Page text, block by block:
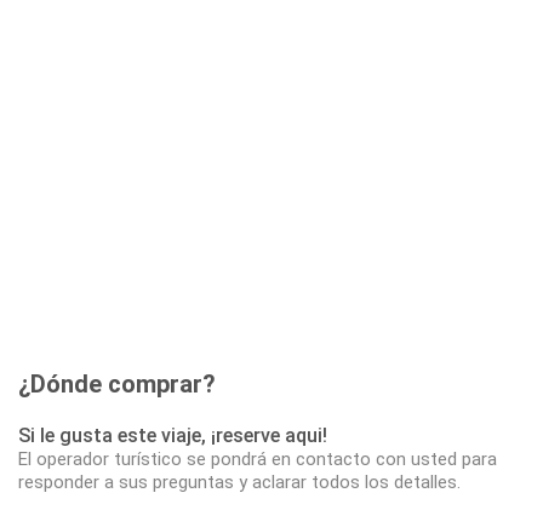
¿Dónde comprar?
Si le gusta este viaje, ¡reserve aqui!
El operador turístico se pondrá en contacto con usted para
responder a sus preguntas y aclarar todos los detalles.